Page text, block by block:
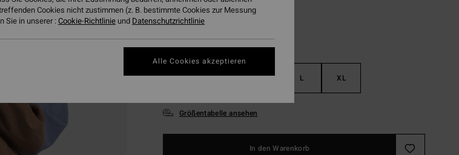
XS S M L XL
Größentabelle ansehen
In den Warenkorb
Cookies nicht zustimmen (z. B. bestimmte Cookies zur Messung
Sie in unserer :Cookie-Richtlinie und Datenschutzrichtlinie
Alle Cookies akzeptieren